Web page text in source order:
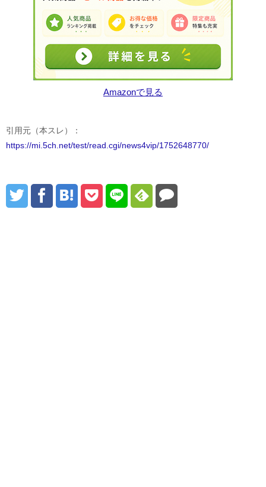
Amazonで見る
引用元（本スレ）：
https://mi.5ch.net/test/read.cgi/news4vip/1752648770/